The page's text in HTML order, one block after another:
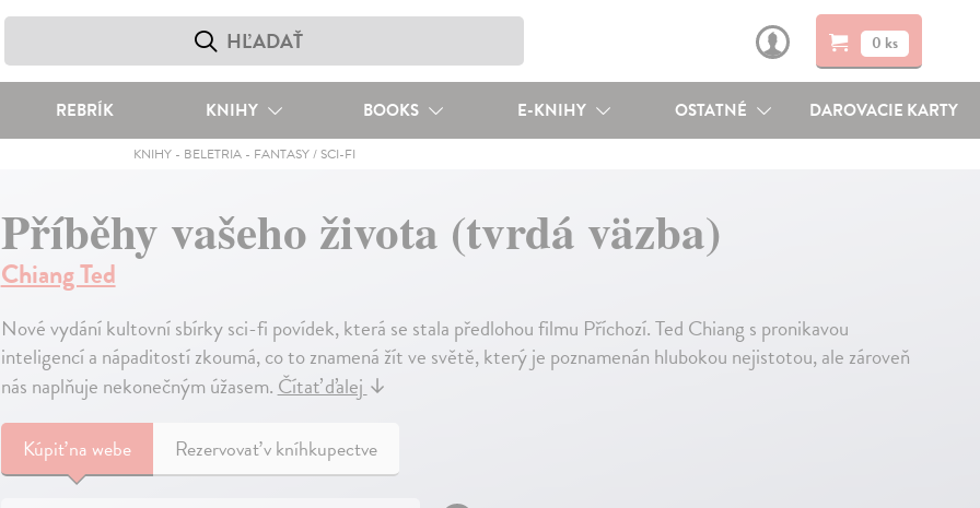
0 ks
REBRÍK KNIHY BOOKS E-KNIHY OSTATNÉ DAROVACIE KARTY
KNIHY - BELETRIA - FANTASY / SCI-FI
Příběhy vašeho života (tvrdá väzba)
Chiang Ted
Nové vydání kultovní sbírky sci-fi povídek, která se stala předlohou filmu Příchozí. Ted Chiang s pronikavou
inteligencí a nápaditostí zkoumá, co to znamená žít ve světě, který je poznamenán hlubokou nejistotou, ale zároveň
nás naplňuje nekonečným úžasem.Čítať ďalej↓
Kúpiťna webe Rezervovať v kníhkupectve